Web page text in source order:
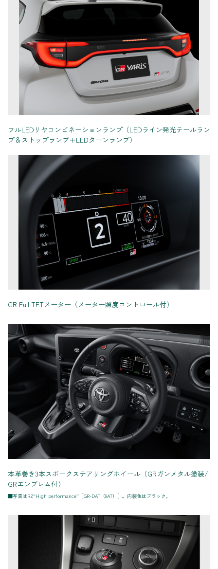
フルLEDリヤコンビネーションランプ（LEDライン発光テールラン
プ＆ストップランプ＋LEDターンランプ）
GR Full TFTメーター（メーター照度コントロール付）
本革巻き3本スポークステアリングホイール（GRガンメタル塗装/
GRエンブレム付）
■写真はRZ“High performance”［GR-DAT（8AT）］。内装色はブラック。